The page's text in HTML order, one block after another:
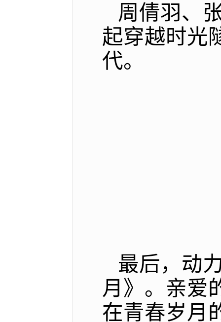
周倩羽、
起穿越时光
代。
最后，动
月》。亲爱
在青春岁月